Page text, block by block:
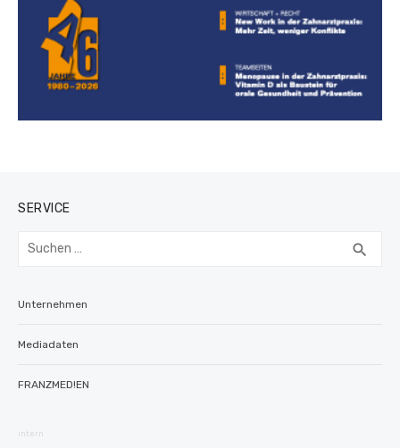
SERVICE
Suchen
search
Unternehmen
Mediadaten
FRANZMED!EN
intern